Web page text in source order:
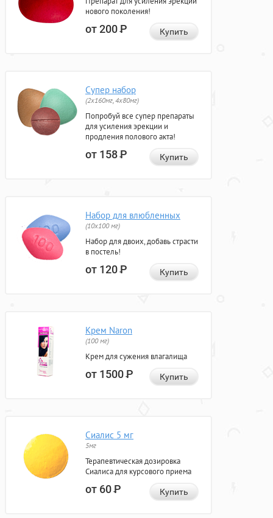
нового поколения!
от 200Р Купить
Супер набор
(2х160мг, 4х80мг)
Попробуй все супер препараты
для усиления эрекции и
продления полового акта!
от 158Р Купить
Набор для влюбленных
(10х100 мг)
Набор для двоих, добавь страсти
в постель!
от 120Р Купить
Крем Naron
(100 мг)
Крем для сужения влагалища
от 1500Р Купить
Сиалис 5 мг
5мг
Терапевтическая дозировка
Сиалиса для курсового приема
от 60Р Купить